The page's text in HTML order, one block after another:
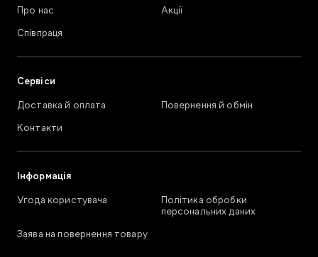
Про нас
Акції
Співпраця
Сервіси
Доставка й оплата
Повернення й обмін
Контакти
Інформація
Угода користувача
Політика обробки
персональних даних
Заява на повернення товару